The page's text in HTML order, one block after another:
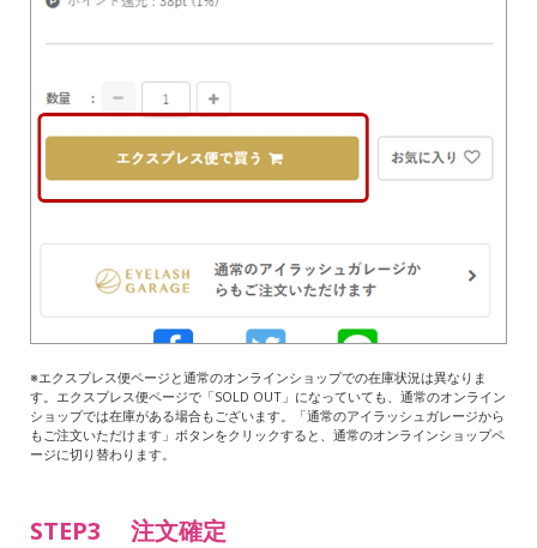
※エクスプレス便ページと通常のオンラインショップでの在庫状況は異なりま
す。エクスプレス便ページで「SOLD OUT」になっていても、通常のオンライン
ショップでは在庫がある場合もございます。「通常のアイラッシュガレージから
もご注文いただけます」ボタンをクリックすると、通常のオンラインショップペ
ージに切り替わります。
STEP3 注文確定